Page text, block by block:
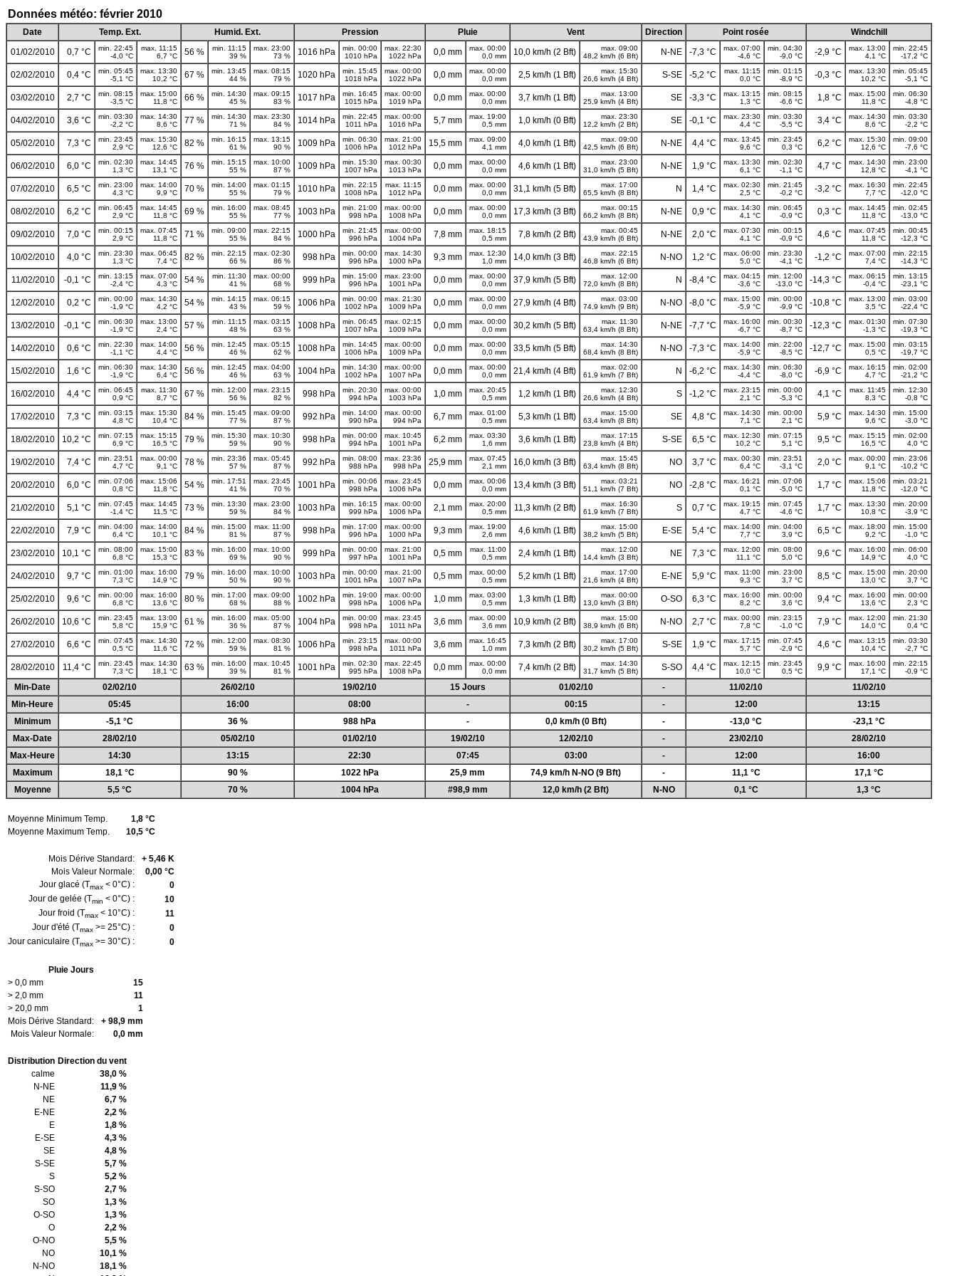
Données météo: février 2010
Date Temp. Ext. Humid. Ext. Pression Pluie Vent Direction Point rosée
Windchill
01/02/2010
0,7 °C
min. 22:45
-4,0 °C
max. 11:15
6,7 °C
56 %
min. 11:15
39 %
max. 23:00
73 %
1016 hPa
min. 00:00
1010 hPa
max. 22:30
1022 hPa
0,0 mm
max. 00:00
0,0 mm
10,0 km/h (2 Bft)
max. 09:00
48,2 km/h (6 Bft)
N-NE -7,3 °C
max. 07:00
-4,6 °C
min. 04:30
-9,0 °C
-2,9 °C
max. 13:00
4,1 °C
min. 22:45
-17,2 °C
02/02/2010 0,4 °C
min. 05:45
-5,1 °C
max. 13:30
10,2 °C
67 %
min. 13:45
44 %
max. 08:15
79 %
1020 hPa
min. 15:45
1018 hPa
max. 00:00
1022 hPa
0,0 mm
max. 00:00
0,0 mm
2,5 km/h (1 Bft)
max. 15:30
26,6 km/h (4 Bft)
S-SE -5,2 °C
max. 11:15
0,0 °C
min. 01:15
-8,9 °C
-0,3 °C
max. 13:30
10,2 °C
min. 05:45
-5,1 °C
03/02/2010 2,7 °C
min. 08:15
-3,5 °C
max. 15:00
11,8 °C
66 %
min. 14:30
45 %
max. 09:15
83 %
1017 hPa
min. 16:45
1015 hPa
max. 00:00
1019 hPa
0,0 mm
max. 00:00
0,0 mm
3,7 km/h (1 Bft)
max. 13:00
25,9 km/h (4 Bft)
SE -3,3 °C
max. 13:15
1,3 °C
min. 08:15
-6,6 °C
1,8 °C
max. 15:00
11,8 °C
min. 06:30
-4,8 °C
04/02/2010 3,6 °C
min. 03:30
-2,2 °C
max. 14:30
8,6 °C
77 %
min. 14:30
71 %
max. 23:30
84 %
1014 hPa
min. 22:45
1011 hPa
max. 00:00
1016 hPa
5,7 mm
max. 19:00
0,5 mm
1,0 km/h (0 Bft)
max. 23:30
12,2 km/h (2 Bft)
SE -0,1 °C
max. 23:30
4,4 °C
min. 03:30
-5,5 °C
3,4 °C
max. 14:30
8,6 °C
min. 03:30
-2,2 °C
05/02/2010 7,3 °C
min. 23:45
2,9 °C
max. 15:30
12,6 °C
82 %
min. 16:15
61 %
max. 13:15
90 %
1009 hPa
min. 06:30
1006 hPa
max. 21:00
1012 hPa
15,5 mm
max. 09:00
4,1 mm
4,0 km/h (1 Bft)
max. 09:00
42,5 km/h (6 Bft)
N-NE 4,4 °C
max. 13:45
9,6 °C
min. 23:45
0,3 °C
6,2 °C
max. 15:30
12,6 °C
min. 09:00
-7,6 °C
06/02/2010 6,0 °C
min. 02:30
1,3 °C
max. 14:45
13,1 °C
76 %
min. 15:15
55 %
max. 10:00
87 %
1009 hPa
min. 15:30
1007 hPa
max. 00:30
1013 hPa
0,0 mm
max. 00:00
0,0 mm
4,6 km/h (1 Bft)
max. 23:00
31,0 km/h (5 Bft)
N-NE 1,9 °C
max. 13:30
6,1 °C
min. 02:30
-1,1 °C
4,7 °C
max. 14:30
12,8 °C
min. 23:00
-4,1 °C
07/02/2010 6,5 °C
min. 23:00
4,3 °C
max. 14:00
9,9 °C
70 %
min. 14:00
55 %
max. 01:15
79 %
1010 hPa
min. 22:15
1008 hPa
max. 11:15
1012 hPa
0,0 mm
max. 00:00
0,0 mm
31,1 km/h (5 Bft)
max. 17:00
65,5 km/h (8 Bft)
N 1,4 °C
max. 02:30
2,5 °C
min. 21:45
-0,2 °C
-3,2 °C
max. 16:30
7,7 °C
min. 22:45
-12,0 °C
08/02/2010 6,2 °C
min. 06:45
2,9 °C
max. 14:45
11,8 °C
69 %
min. 16:00
55 %
max. 08:45
77 %
1003 hPa
min. 21:00
998 hPa
max. 00:00
1008 hPa
0,0 mm
max. 00:00
0,0 mm
17,3 km/h (3 Bft)
max. 00:15
66,2 km/h (8 Bft)
N-NE 0,9 °C
max. 14:30
4,1 °C
min. 06:45
-0,9 °C
0,3 °C
max. 14:45
11,8 °C
min. 02:45
-13,0 °C
09/02/2010 7,0 °C
min. 00:15
2,9 °C
max. 07:45
11,8 °C
71 %
min. 09:00
55 %
max. 22:15
84 %
1000 hPa
min. 21:45
996 hPa
max. 00:00
1004 hPa
7,8 mm
max. 18:15
0,5 mm
7,8 km/h (2 Bft)
max. 00:45
43,9 km/h (6 Bft)
N-NE 2,0 °C
max. 07:30
4,1 °C
min. 00:15
-0,9 °C
4,6 °C
max. 07:45
11,8 °C
min. 00:45
-12,3 °C
10/02/2010 4,0 °C
min. 23:30
1,3 °C
max. 06:45
7,4 °C
82 %
min. 22:15
66 %
max. 02:30
86 %
998 hPa
min. 00:00
996 hPa
max. 14:30
1000 hPa
9,3 mm
max. 12:30
1,0 mm
14,0 km/h (3 Bft)
max. 22:15
46,8 km/h (6 Bft)
N-NO 1,2 °C
max. 06:00
5,0 °C
min. 23:30
-4,1 °C
-1,2 °C
max. 07:00
7,4 °C
min. 22:15
-14,3 °C
11/02/2010 -0,1 °C
min. 13:15
-2,4 °C
max. 07:00
4,3 °C
54 %
min. 11:30
41 %
max. 00:00
68 %
999 hPa
min. 15:00
996 hPa
max. 23:00
1001 hPa
0,0 mm
max. 00:00
0,0 mm
37,9 km/h (5 Bft)
max. 12:00
72,0 km/h (8 Bft)
N -8,4 °C
max. 04:15
-3,6 °C
min. 12:00
-13,0 °C
-14,3 °C
max. 06:15
-0,4 °C
min. 13:15
-23,1 °C
12/02/2010 0,2 °C
min. 00:00
-1,9 °C
max. 14:30
4,2 °C
54 %
min. 14:15
43 %
max. 06:15
59 %
1006 hPa
min. 00:00
1002 hPa
max. 21:30
1009 hPa
0,0 mm
max. 00:00
0,0 mm
27,9 km/h (4 Bft)
max. 03:00
74,9 km/h (9 Bft)
N-NO -8,0 °C
max. 15:00
-5,9 °C
min. 00:00
-9,9 °C
-10,8 °C
max. 13:00
3,5 °C
min. 03:00
-22,4 °C
13/02/2010 -0,1 °C
min. 06:30
-1,9 °C
max. 13:00
2,4 °C
57 %
min. 11:15
48 %
max. 03:15
63 %
1008 hPa
min. 06:45
1007 hPa
max. 02:15
1009 hPa
0,0 mm
max. 00:00
0,0 mm
30,2 km/h (5 Bft)
max. 11:30
63,4 km/h (8 Bft)
N-NE -7,7 °C
max. 16:00
-6,7 °C
min. 00:30
-8,7 °C
-12,3 °C
max. 01:30
-1,3 °C
min. 07:30
-19,3 °C
14/02/2010 0,6 °C
min. 22:30
-1,1 °C
max. 14:00
4,4 °C
56 %
min. 12:45
46 %
max. 05:15
62 %
1008 hPa
min. 14:45
1006 hPa
max. 00:00
1009 hPa
0,0 mm
max. 00:00
0,0 mm
33,5 km/h (5 Bft)
max. 14:30
68,4 km/h (8 Bft)
N-NO -7,3 °C
max. 14:00
-5,9 °C
min. 22:00
-8,5 °C
-12,7 °C
max. 15:00
0,5 °C
min. 03:15
-19,7 °C
15/02/2010 1,6 °C
min. 06:30
-1,9 °C
max. 14:30
6,4 °C
56 %
min. 12:45
46 %
max. 04:00
63 %
1004 hPa
min. 14:30
1002 hPa
max. 00:00
1007 hPa
0,0 mm
max. 00:00
0,0 mm
21,4 km/h (4 Bft)
max. 02:00
61,9 km/h (7 Bft)
N -6,2 °C
max. 14:30
-4,4 °C
min. 06:30
-8,0 °C
-6,9 °C
max. 16:15
4,7 °C
min. 02:00
-21,2 °C
16/02/2010 4,4 °C
min. 06:45
0,9 °C
max. 11:30
8,7 °C
67 %
min. 12:00
56 %
max. 23:15
82 %
998 hPa
min. 20:30
994 hPa
max. 00:00
1003 hPa
1,0 mm
max. 20:45
0,5 mm
1,2 km/h (1 Bft)
max. 12:30
26,6 km/h (4 Bft)
S -1,2 °C
max. 23:15
2,1 °C
min. 00:00
-5,3 °C
4,1 °C
max. 11:45
8,3 °C
min. 12:30
-0,8 °C
17/02/2010 7,3 °C
min. 03:15
4,8 °C
max. 15:30
10,4 °C
84 %
min. 15:45
77 %
max. 09:00
87 %
992 hPa
min. 14:00
990 hPa
max. 00:00
994 hPa
6,7 mm
max. 01:00
0,5 mm
5,3 km/h (1 Bft)
max. 15:00
63,4 km/h (8 Bft)
SE 4,8 °C
max. 14:30
7,1 °C
min. 00:00
2,1 °C
5,9 °C
max. 14:30
9,6 °C
min. 15:00
-3,0 °C
18/02/2010 10,2 °C
min. 07:15
6,9 °C
max. 15:15
16,5 °C
79 %
min. 15:30
59 %
max. 10:30
90 %
998 hPa
min. 00:00
994 hPa
max. 10:45
1001 hPa
6,2 mm
max. 03:30
1,6 mm
3,6 km/h (1 Bft)
max. 17:15
23,8 km/h (4 Bft)
S-SE 6,5 °C
max. 12:30
10,2 °C
min. 07:15
5,1 °C
9,5 °C
max. 15:15
16,5 °C
min. 02:00
4,0 °C
19/02/2010 7,4 °C
min. 23:51
4,7 °C
max. 00:00
9,1 °C
78 %
min. 23:36
57 %
max. 05:45
87 %
992 hPa
min. 08:00
988 hPa
max. 23:36
998 hPa
25,9 mm
max. 07:45
2,1 mm
16,0 km/h (3 Bft)
max. 15:45
63,4 km/h (8 Bft)
NO 3,7 °C
max. 00:30
6,4 °C
min. 23:51
-3,1 °C
2,0 °C
max. 00:00
9,1 °C
min. 23:06
-10,2 °C
20/02/2010 6,0 °C
min. 07:06
0,8 °C
max. 15:06
11,8 °C
54 %
min. 17:51
41 %
max. 23:45
70 %
1001 hPa
min. 00:06
998 hPa
max. 23:45
1006 hPa
0,0 mm
max. 00:06
0,0 mm
13,4 km/h (3 Bft)
max. 03:21
51,1 km/h (7 Bft)
NO -2,8 °C
max. 16:21
0,1 °C
min. 07:06
-5,0 °C
1,7 °C
max. 15:06
11,8 °C
min. 03:21
-12,0 °C
21/02/2010 5,1 °C
min. 07:45
-1,4 °C
max. 14:45
11,5 °C
73 %
min. 13:30
59 %
max. 23:00
84 %
1003 hPa
min. 16:15
999 hPa
max. 00:00
1006 hPa
2,1 mm
max. 20:00
0,5 mm
11,3 km/h (2 Bft)
max. 16:30
61,9 km/h (7 Bft)
S 0,7 °C
max. 19:15
4,7 °C
min. 07:45
-4,6 °C
1,7 °C
max. 13:30
10,8 °C
min. 20:00
-3,9 °C
22/02/2010 7,9 °C
min. 04:00
6,4 °C
max. 14:00
10,1 °C
84 %
min. 15:00
81 %
max. 11:00
87 %
998 hPa
min. 17:00
996 hPa
max. 00:00
1000 hPa
9,3 mm
max. 19:00
2,6 mm
4,6 km/h (1 Bft)
max. 15:00
38,2 km/h (5 Bft)
E-SE 5,4 °C
max. 14:00
7,7 °C
min. 04:00
3,9 °C
6,5 °C
max. 18:00
9,2 °C
min. 15:00
-1,0 °C
23/02/2010 10,1 °C
min. 08:00
6,8 °C
max. 15:00
15,3 °C
83 %
min. 16:00
69 %
max. 10:00
90 %
999 hPa
min. 00:00
997 hPa
max. 21:00
1001 hPa
0,5 mm
max. 11:00
0,5 mm
2,4 km/h (1 Bft)
max. 12:00
14,4 km/h (3 Bft)
NE 7,3 °C
max. 12:00
11,1 °C
min. 08:00
5,0 °C
9,6 °C
max. 16:00
14,9 °C
min. 06:00
4,0 °C
24/02/2010 9,7 °C
min. 01:00
7,3 °C
max. 16:00
14,9 °C
79 %
min. 16:00
50 %
max. 10:00
90 %
1003 hPa
min. 00:00
1001 hPa
max. 21:00
1007 hPa
0,5 mm
max. 00:00
0,5 mm
5,2 km/h (1 Bft)
max. 17:00
21,6 km/h (4 Bft)
E-NE 5,9 °C
max. 11:00
9,3 °C
min. 23:00
3,7 °C
8,5 °C
max. 15:00
13,0 °C
min. 20:00
3,7 °C
25/02/2010 9,6 °C
min. 00:00
6,8 °C
max. 16:00
13,6 °C
80 %
min. 17:00
68 %
max. 09:00
88 %
1002 hPa
min. 19:00
998 hPa
max. 00:00
1006 hPa
1,0 mm
max. 03:00
0,5 mm
1,3 km/h (1 Bft)
max. 00:00
13,0 km/h (3 Bft)
O-SO 6,3 °C
max. 16:00
8,2 °C
min. 00:00
3,6 °C
9,4 °C
max. 16:00
13,6 °C
min. 00:00
2,3 °C
26/02/2010 10,6 °C
min. 23:45
5,8 °C
max. 13:00
15,9 °C
61 %
min. 16:00
36 %
max. 05:00
87 %
1004 hPa
min. 00:00
998 hPa
max. 23:45
1011 hPa
3,6 mm
max. 00:00
3,6 mm
10,9 km/h (2 Bft)
max. 15:00
38,9 km/h (6 Bft)
N-NO 2,7 °C
max. 00:00
7,8 °C
min. 23:15
-1,0 °C
7,9 °C
max. 12:00
14,0 °C
min. 21:30
0,4 °C
27/02/2010 6,6 °C
min. 07:45
0,5 °C
max. 14:30
11,6 °C
72 %
min. 12:00
59 %
max. 08:30
81 %
1006 hPa
min. 23:15
998 hPa
max. 00:00
1011 hPa
3,6 mm
max. 16:45
1,0 mm
7,3 km/h (2 Bft)
max. 17:00
30,2 km/h (5 Bft)
S-SE 1,9 °C
max. 17:15
5,7 °C
min. 07:45
-2,9 °C
4,6 °C
max. 13:15
10,4 °C
min. 03:30
-2,7 °C
28/02/2010 11,4 °C
min. 23:45
7,3 °C
max. 14:30
18,1 °C
63 %
min. 16:00
39 %
max. 10:45
81 %
1001 hPa
min. 02:30
995 hPa
max. 22:45
1008 hPa
0,0 mm
max. 00:00
0,0 mm
7,4 km/h (2 Bft)
max. 14:30
31,7 km/h (5 Bft)
S-SO 4,4 °C
max. 12:15
10,0 °C
min. 23:45
0,5 °C
9,9 °C
max. 16:00
17,1 °C
min. 22:15
-0,9 °C
Min-Date 02/02/10 26/02/10 19/02/10 15 Jours 01/02/10 - 11/02/10
11/02/10
Min-Heure
05:45 16:00 08:00 - 00:15 - 12:00
13:15
Minimum
-5,1 °C 36 % 988 hPa - 0,0 km/h (0 Bft) - -13,0 °C
-23,1 °C
Max-Date
28/02/10 05/02/10 01/02/10 19/02/10 12/02/10 - 23/02/10
28/02/10
Max-Heure
14:30 13:15 22:30 07:45 03:00 - 12:00
16:00
Maximum
18,1 °C 90 % 1022 hPa 25,9 mm 74,9 km/h N-NO (9 Bft) - 11,1 °C
17,1 °C
Moyenne
5,5 °C 70 % 1004 hPa #98,9 mm 12,0 km/h (2 Bft) N-NO 0,1 °C 1,3 °C
Moyenne Minimum Temp.
1,8 °C
Moyenne Maximum Temp.
10,5 °C
Mois Dérive Standard:
+ 5,46 K
Mois Valeur Normale:
0,00 °C
Jour glacé (Tmax < 0°C) :
0
Jour de gelée (Tmin < 0°C) :
10
Jour froid (Tmax < 10°C) :
11
Jour d'été (Tmax >= 25°C) :
0
Jour caniculaire (Tmax >= 30°C) : 0
Pluie Jours
> 0,0 mm
15
> 2,0 mm
11
> 20,0 mm
1
Mois Dérive Standard:
+ 98,9 mm
Mois Valeur Normale:
0,0 mm
Distribution Direction du vent
calme
38,0 %
N-NE
11,9 %
NE
6,7 %
E-NE
2,2 %
E
1,8 %
E-SE
4,3 %
SE
4,8 %
S-SE
5,7 %
S
5,2 %
S-SO
2,7 %
SO
1,3 %
O-SO
1,3 %
O
2,2 %
O-NO
5,5 %
NO
10,1 %
N-NO
18,1 %